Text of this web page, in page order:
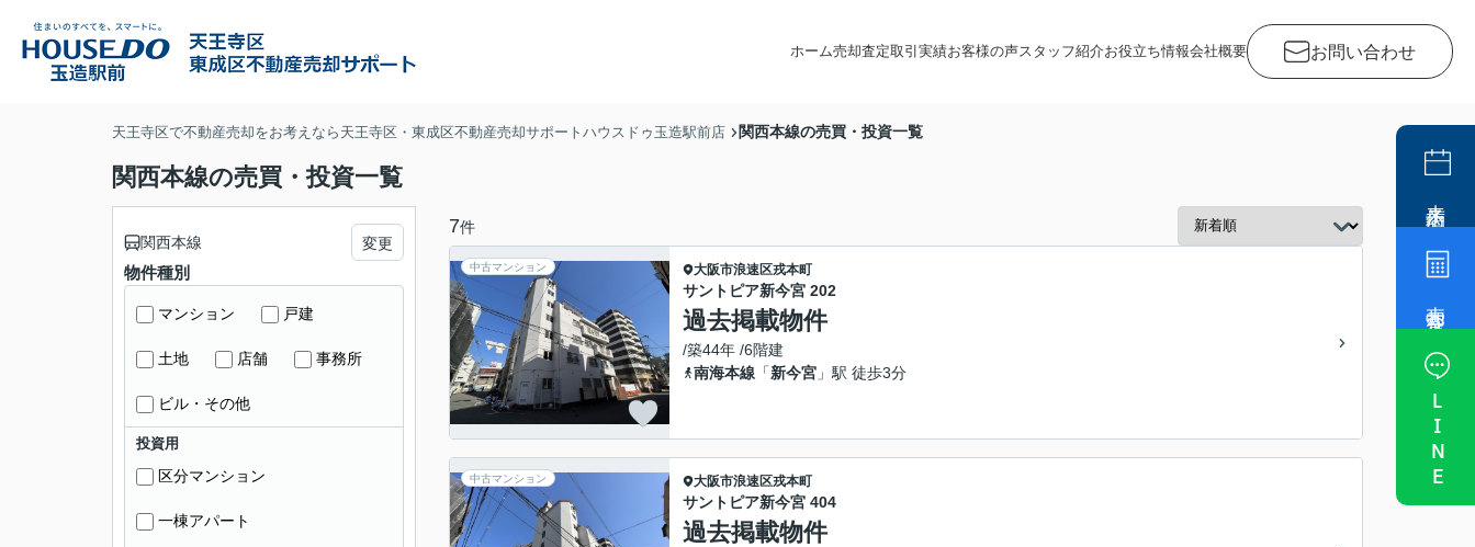
ホーム売却査定取引実績お客様の声スタッフ紹介お役立ち情報会社概要 お問い合わせ
天王寺区で不動産売却をお考えなら天王寺区・東成区不動産売却サポートハウスドゥ玉造駅前店 関西本線の売買・投資一覧
関西本線の売買・投資一覧
7件
中古マンション 大阪市浪速区戎本町
サントピア新今宮 202
過去掲載物件
/築44年 /6階建
南海本線 「新今宮 」駅 徒歩3分
中古マンション 大阪市浪速区戎本町
サントピア新今宮 404
過去掲載物件
関西本線 変更
物件種別
マンション 戸建
土地 店舗 事務所
ビル・その他
投資用
区分マンション
一棟アパート
LINE